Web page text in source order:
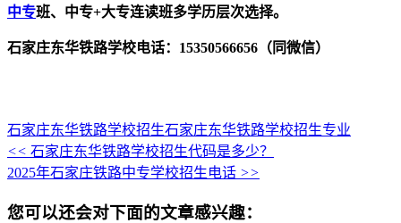
中专班、中专+大专连读班多学历层次选择。
石家庄东华铁路学校电话：15350566656（同微信）
石家庄东华铁路学校招生石家庄东华铁路学校招生专业
<< 石家庄东华铁路学校招生代码是多少？
2025年石家庄铁路中专学校招生电话 >>
您可以还会对下面的文章感兴趣：